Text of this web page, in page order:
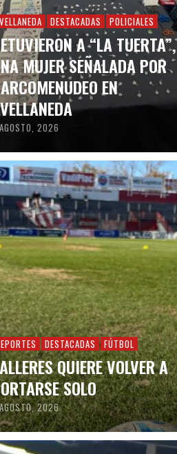
DESTACADAS POLICIALES
A “LA TUERTA”,
MUJER SEÑALADA POR
EN
2026
DESTACADAS FÚTBOL
QUIERE VOLVER A
SOLO
2026